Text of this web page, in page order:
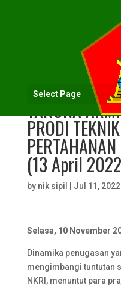
Select Page
PRAKTIK
TARUNA
PRODI
(13 April
by nik sipil Jul 11, 2022|
Selasa, 10 November
Dinamika penugasan
mengimbangi tuntutan
NKRI, menuntut para